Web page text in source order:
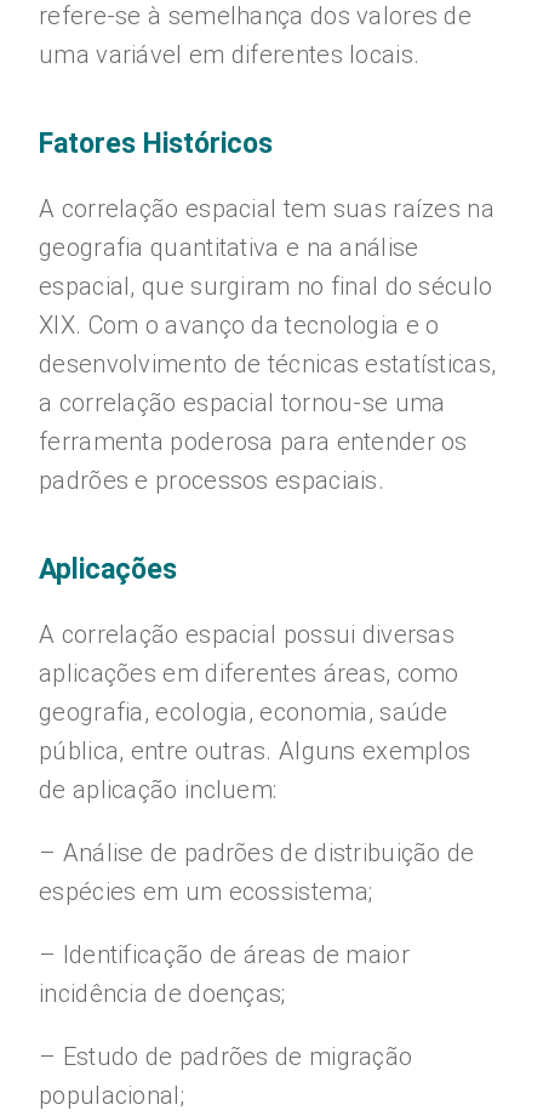
refere-se à semelhança dos valores de
uma variável em diferentes locais.
Fatores Históricos
A correlação espacial tem suas raízes na
geografia quantitativa e na análise
espacial, que surgiram no final do século
XIX. Com o avanço da tecnologia e o
desenvolvimento de técnicas estatísticas,
a correlação espacial tornou-se uma
ferramenta poderosa para entender os
padrões e processos espaciais.
Aplicações
A correlação espacial possui diversas
aplicações em diferentes áreas, como
geografia, ecologia, economia, saúde
pública, entre outras. Alguns exemplos
de aplicação incluem:
– Análise de padrões de distribuição de
espécies em um ecossistema;
– Identificação de áreas de maior
incidência de doenças;
– Estudo de padrões de migração
populacional;